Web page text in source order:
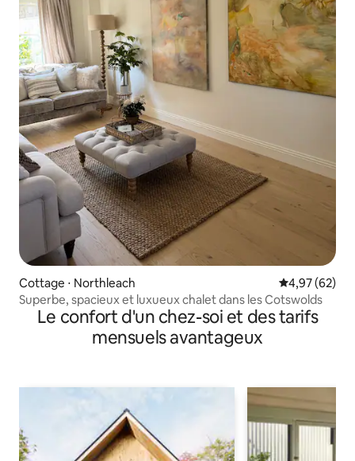
Cottage ⋅ Northleach Évaluation
4,97 (62)
Superbe, spacieux et luxueux chalet dans les Cotswolds
Le confort d'un chez-soi et des tarifs
mensuels avantageux